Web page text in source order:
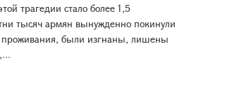
трагедии стало более 1,5
тысяч армян вынужденно покинули
проживания, были изгнаны, лишены